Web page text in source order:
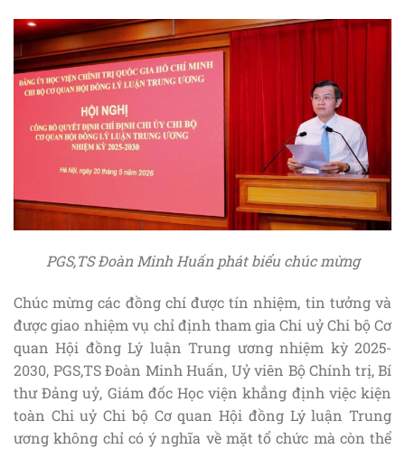
PGS,TS Đoàn Minh Huấn phát biểu chúc mừng
Chúc mừng các đồng chí được tín nhiệm, tin tưởng và
được giao nhiệm vụ chỉ định tham gia Chi uỷ Chi bộ Cơ
quan Hội đồng Lý luận Trung ương nhiệm kỳ 2025-
2030, PGS,TS Đoàn Minh Huấn, Uỷ viên Bộ Chính trị, Bí
thư Đảng uỷ, Giám đốc Học viện khẳng định việc kiện
toàn Chi uỷ Chi bộ Cơ quan Hội đồng Lý luận Trung
ương không chỉ có ý nghĩa về mặt tổ chức mà còn thể